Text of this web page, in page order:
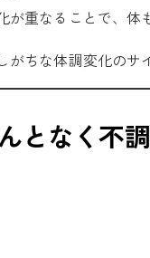
が重なることで、体
がちな体調変化のサ
となく不